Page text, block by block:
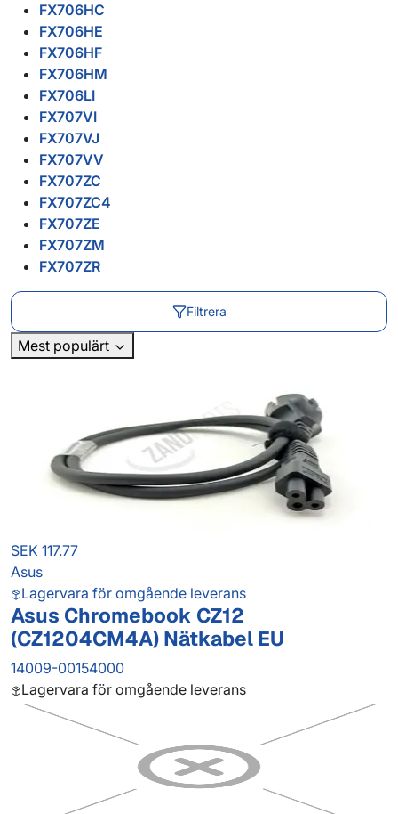
FX706HC
FX706HE
FX706HF
FX706HM
FX706LI
FX707VI
FX707VJ
FX707VV
FX707ZC
FX707ZC4
FX707ZE
FX707ZM
FX707ZR
Filtrera
Mest populärt
SEK 117.77
Asus
Lagervara för omgående leverans
Asus Chromebook CZ12
(CZ1204CM4A) Nätkabel EU
14009-00154000
Lagervara för omgående leverans